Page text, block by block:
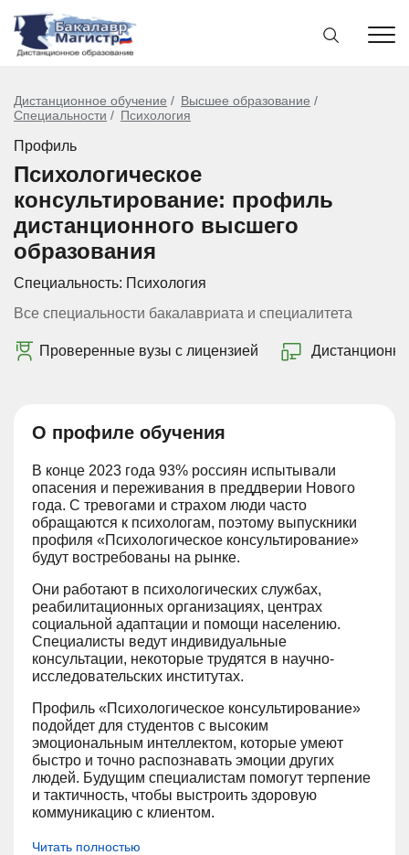
Дистанционное обучение
Высшее образование
Специальности
Психология
Профиль
Психологическое
консультирование: профиль
дистанционного высшего
образования
Специальность: Психология
Все специальности бакалавриата и специалитета
Проверенные вузы с лицензией Дистанционно
О профиле обучения
В конце 2023 года 93% россиян испытывали
опасения и переживания в преддверии Нового
года. С тревогами и страхом люди часто
обращаются к психологам, поэтому выпускники
профиля «Психологическое консультирование»
будут востребованы на рынке.
Они работают в психологических службах,
реабилитационных организациях, центрах
социальной адаптации и помощи населению.
Специалисты ведут индивидуальные
консультации, некоторые трудятся в научно-
исследовательских институтах.
Профиль «Психологическое консультирование»
подойдет для студентов с высоким
эмоциональным интеллектом, которые умеют
быстро и точно распознавать эмоции других
людей. Будущим специалистам помогут терпение
и тактичность, чтобы выстроить здоровую
коммуникацию с клиентом.
Читать полностью